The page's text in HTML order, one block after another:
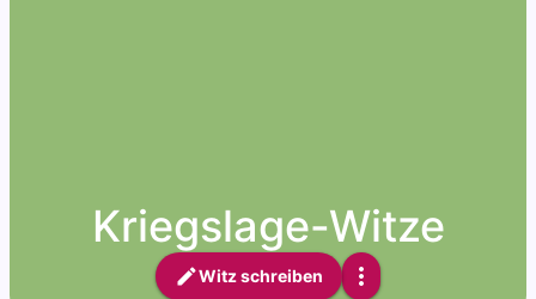
Kriegslage-Witze
Witz schreiben